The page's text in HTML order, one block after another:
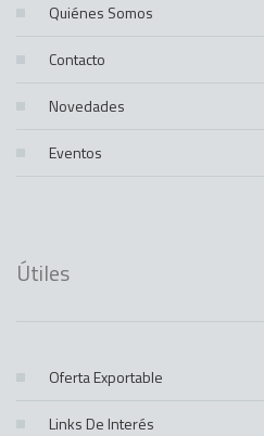
Quiénes Somos
Contacto
Novedades
Eventos
Útiles
Oferta Exportable
Links De Interés